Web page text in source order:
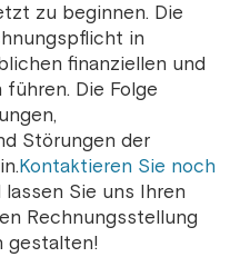
zu beginnen. Die
in
finanziellen und
Die Folge
Störungen der
Kontaktieren Sie noch
lassen Sie uns Ihren
Rechnungsstellung
gestalten!